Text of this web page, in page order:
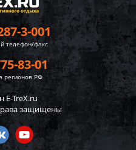
3-001
телефон/факс
83-01
регионов РФ
E-TreX.ru
защищены